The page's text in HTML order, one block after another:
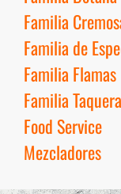
Familia
Familia de
Familia Flamas
Familia
Food Service
Mezcladores